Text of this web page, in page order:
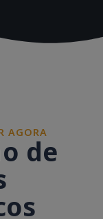
AGORA
de